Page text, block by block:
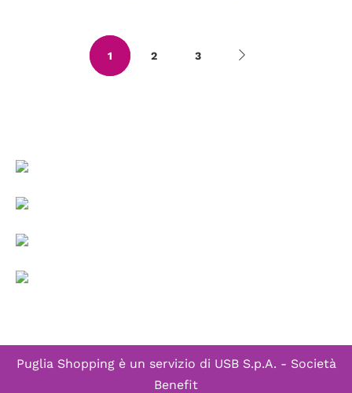
1 2 3
Puglia Shopping è un servizio di USB S.p.A. - Società
Benefit